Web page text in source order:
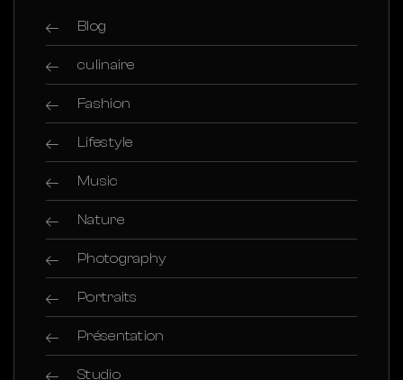
Blog
culinaire
Fashion
Lifestyle
Music
Nature
Photography
Portraits
Présentation
Studio